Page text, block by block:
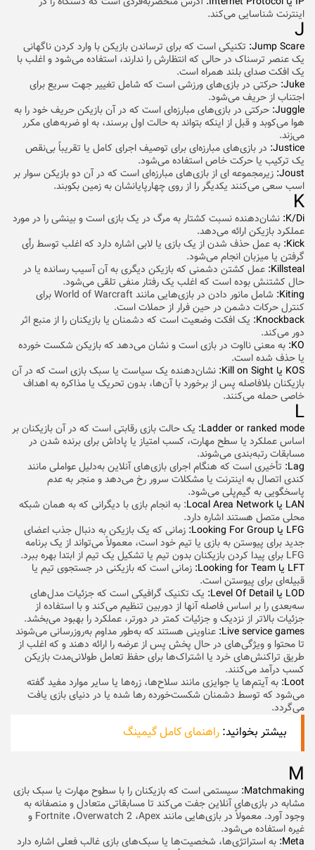
اینترنت شناسایی می‌کند.
J
Jump Scare: تکنیکی است که برای ترساندن بازیکن با وارد کردن ناگهانی
یک عنصر ترسناک در حالی که انتظارش را ندارند، استفاده می‌شود و اغلب با
یک افکت صدای بلند همراه است.
Juke: حرکتی در بازی‌های ورزشی است که شامل تغییر جهت سریع برای
اجتناب از حریف می‌شود.
Juggle: حرکتی در بازی‌های مبارزه‌ای است که در آن بازیکن حریف خود را به
هوا می‌کوبد و قبل از اینکه بتواند به حالت اول برسند، به او ضربه‌های مکرر
می‌زند.
Justice: در بازی‌های مبارز‌ه‌ای برای توصیف اجرای کامل یا تقریباً بی‌نقص
یک ترکیب یا حرکت خاص استفاده می‌شود.
Joust: زیرمجموعه ای از بازی‌های مبارزه‌ای است که در آن دو بازیکن سوار بر
اسب سعی می‌کنند یکدیگر را از روی چهارپایانشان به زمین بکوبند.
K
K/Di: نشان‌دهنده نسبت کشتار به مرگ در یک بازی است و بینشی را در مورد
عملکرد بازیکن ارائه می‌‌‌دهد.
Kick: به عمل حذف شدن از یک بازی یا لابی اشاره دارد که اغلب توسط رأی
گرفتن یا میزبان انجام می‌شود.
Killsteal: عمل کشتن دشمنی که بازیکن دیگری به آن آسیب رسانده یا در
حال کشتنش بوده است که اغلب یک رفتار منفی تلقی می‌شود.
Kiting:
شامل مانور دادن در بازی‌هایی مانند World of Warcraft برای
کنترل حرکات دشمن در حین فرار از حملات است.
Knockback: یک افکت وضعیت است که دشمنان یا بازیکنان را از منبع اثر
دور می‌کند.
KO: به معنی نا‌‌اوت در بازی است و نشان می‌دهد که بازیکن شکست خورده
یا حذف شده است.
KOS یا Kill on Sight:
نشان‌دهنده یک سیاست یا سبک بازی است که در آن
بازیکنان بلافاصله پس از برخورد با آن‌ها، بدون تحریک یا مذاکره به اهداف
خاصی حمله می‌کنند.
L
Ladder or ranked mode: یک حالت بازی رقابتی است که در آن بازیکنان بر
اساس عملکرد یا سطح مهارت، کسب امتیاز یا پاداش برای برنده شدن در
مسابقات رتبه‌بندی می‌شوند.
Lag: تأخیری است که هنگام اجرای بازی‌های آنلاین به‌دلیل عواملی مانند
کندی اتصال به اینترنت یا مشکلات سرور رخ می‌دهد و منجر به عدم
پاسخگویی به گیم‌پلی می‌شود.
LAN یا Local Area Network
: به انجام بازی با دیگرانی که به همان شبکه
محلی متصل هستند اشاره دارد.
LFG یا Looking For Group:
زمانی که یک بازیکن به دنبال جذب اعضای
جدید برای پیوستن به بازی یا تیم خود است، معمولاً می‌تواند از یک برنامه
LFG برای پیدا کردن بازیکنان بدون تیم یا تشکیل یک تیم از ابتدا بهره ببرد.
LFT یا Looking for Team:
زمانی است که بازیکنی در جستجوی تیم یا
قبیله‌ای برای پیوستن است.
LOD یا Level Of Detail:
یک تکنیک گرافیکی است که جزئیات مدل‌های
سه‌بعدی را بر اساس فاصله آنها از دوربین تنظیم می‌کند و با استفاده از
جزئیات بالاتر از نزدیک و جزئیات کمتر در دورتر، عملکرد را بهبود می‌بخشد.
Live service games: عناوینی هستند که به‌طور مداوم به‌روزرسانی می‌شوند
تا محتوا و ویژگی‌های در حال پخش پس از عرضه را ارائه دهند و که اغلب از
طریق تراکنش‌های خرد یا اشتراک‌ها برای حفظ تعامل طولانی‌مدت بازیکن
کسب درآمد می‌کنند.
Loot: به آیتم‌ها یا جوایزی مانند سلاح‌ها، زره‌ها یا سایر موارد مفید گفته
می‌شود که توسط دشمنان شکست‌خورده رها شده یا در دنیای بازی یافت
می‌گردد.
بیشتر بخوانید: راهنمای کامل گیمینگ
M
Matchmaking: سیستمی است که بازیکنان را با سطوح مهارت یا سبک بازی
مشابه در بازی‌های آنلاین جفت می‌کند تا مسابقاتی متعادل و منصفانه به
وجود آورد. معمولاً در بازی‌هایی مانند Fortnite ،Overwatch 2 ،Apex و
غیره استفاده می‌شود.
Meta: به استراتژی‌ها، شخصیت‌ها یا سبک‌های بازی غالب فعلی اشاره دارد